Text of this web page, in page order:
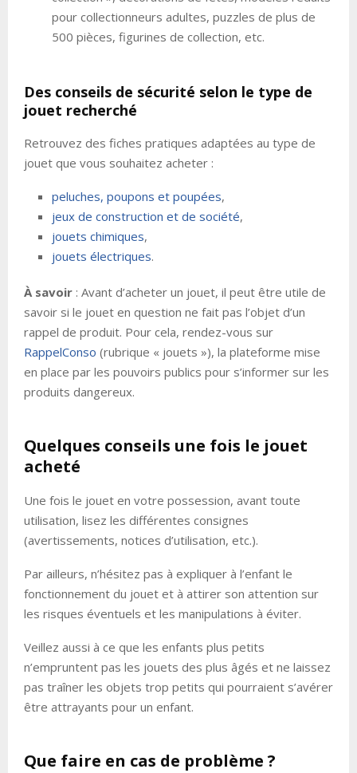
pour collectionneurs adultes, puzzles de plus de
500 pièces, figurines de collection, etc.
Des conseils de sécurité selon le type de
jouet recherché
Retrouvez des fiches pratiques adaptées au type de
jouet que vous souhaitez acheter :
peluches, poupons et poupées,
jeux de construction et de société,
jouets chimiques,
jouets électriques.
À savoir : Avant d’acheter un jouet, il peut être utile de
savoir si le jouet en question ne fait pas l’objet d’un
rappel de produit. Pour cela, rendez-vous sur
RappelConso (rubrique « jouets »), la plateforme mise
en place par les pouvoirs publics pour s’informer sur les
produits dangereux.
Quelques conseils une fois le jouet
acheté
Une fois le jouet en votre possession, avant toute
utilisation, lisez les différentes consignes
(avertissements, notices d’utilisation, etc.).
Par ailleurs, n’hésitez pas à expliquer à l’enfant le
fonctionnement du jouet et à attirer son attention sur
les risques éventuels et les manipulations à éviter.
Veillez aussi à ce que les enfants plus petits
n’empruntent pas les jouets des plus âgés et ne laissez
pas traîner les objets trop petits qui pourraient s’avérer
être attrayants pour un enfant.
Que faire en cas de problème ?